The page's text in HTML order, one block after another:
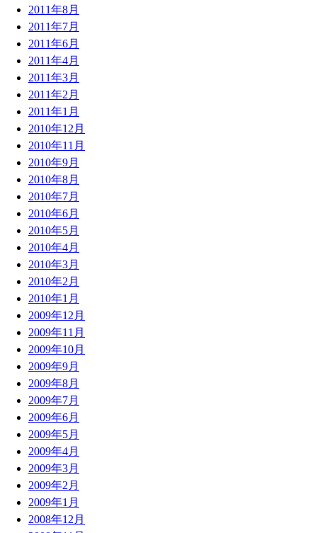
2011年8月
2011年7月
2011年6月
2011年4月
2011年3月
2011年2月
2011年1月
2010年12月
2010年11月
2010年9月
2010年8月
2010年7月
2010年6月
2010年5月
2010年4月
2010年3月
2010年2月
2010年1月
2009年12月
2009年11月
2009年10月
2009年9月
2009年8月
2009年7月
2009年6月
2009年5月
2009年4月
2009年3月
2009年2月
2009年1月
2008年12月